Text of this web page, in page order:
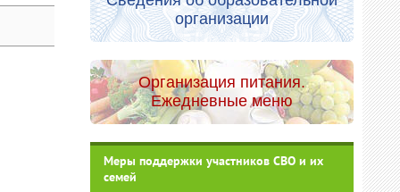
организации
Организация питания.
Ежедневные меню
Меры поддержки участников СВО и их
семей